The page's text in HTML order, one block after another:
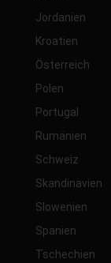
Jordanien
Kroatien
Österreich
Polen
Portugal
Rumänien
Schweiz
Skandinavien
Slowenien
Spanien
Tschechien